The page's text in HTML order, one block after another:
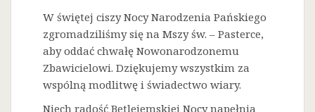
W świętej ciszy Nocy Narodzenia Pańskiego
zgromadziliśmy się na Mszy św. – Pasterce,
aby oddać chwałę Nowonarodzonemu
Zbawicielowi. Dziękujemy wszystkim za
wspólną modlitwę i świadectwo wiary.
Niech radość Betlejemskiej Nocy napełnia